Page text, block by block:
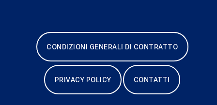
CONDIZIONI GENERALI DI CONTRATTO
PRIVACY POLICY CONTATTI